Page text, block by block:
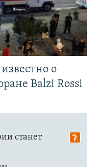
о
Balzi Rossi